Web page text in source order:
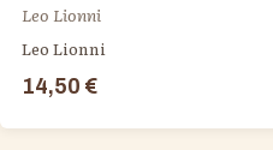
Leo Lionni
Leo Lionni
14,50 €